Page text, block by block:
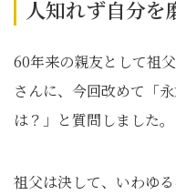
人知れず自分を
60年来の親友として祖
さんに、今回改めて「
は？」と質問しました。
祖父は決して、いわゆ